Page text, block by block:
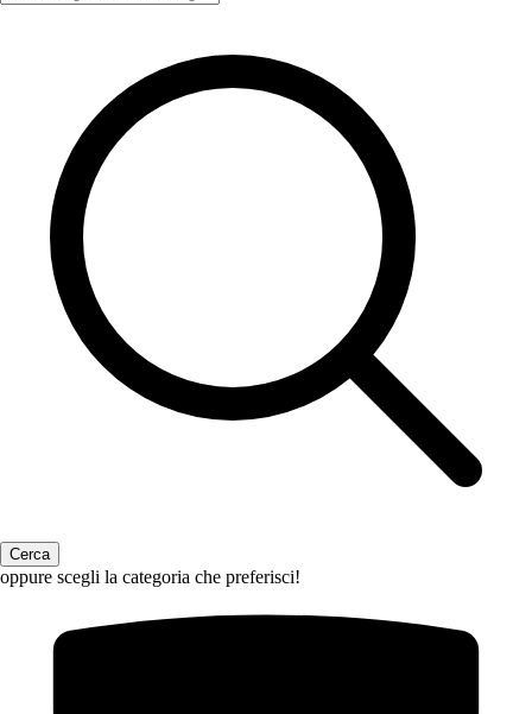
oppure scegli la categoria che preferisci!